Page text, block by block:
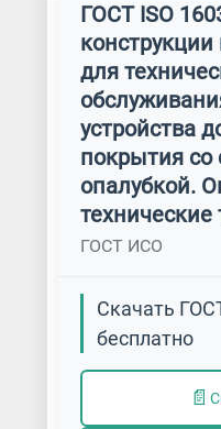
ГОСТ ISO
для
устройства
покрытия со
опалубкой.
технические
ГОСТ ИСО
Скачать
бесплатно
📄